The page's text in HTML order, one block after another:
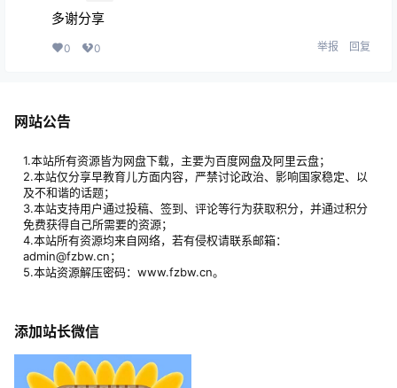
多谢分享
0 0 举报 回复
网站公告
1.本站所有资源皆为网盘下载，主要为百度网盘及阿里云盘；
2.本站仅分享早教育儿方面内容，严禁讨论政治、影响国家稳定、以
及不和谐的话题；
3.本站支持用户通过投稿、签到、评论等行为获取积分，并通过积分
免费获得自己所需要的资源；
4.本站所有资源均来自网络，若有侵权请联系邮箱：
admin@fzbw.cn；
5.本站资源解压密码：www.fzbw.cn。
添加站长微信